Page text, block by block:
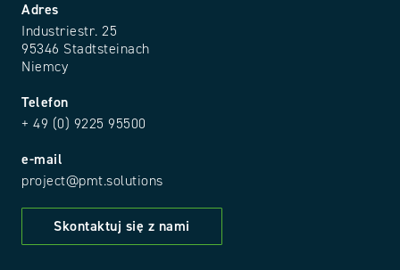
Adres
Industriestr. 25
95346 Stadtsteinach
Niemcy
Telefon
+ 49 (0) 9225 95500
e-mail
project@pmt.solutions
Skontaktuj się z nami